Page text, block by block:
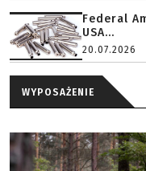
Federal
USA...
20.07.2026
WYPOSAŻENIE